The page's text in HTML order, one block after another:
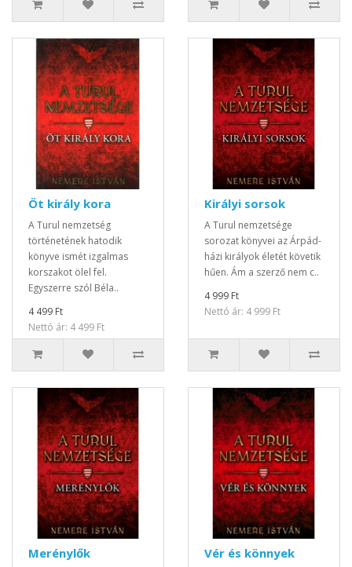
Öt király kora
A Turul nemzetség
történetének hatodik
könyve ismét izgalmas
korszakot ölel fel.
Egyszerre szól Béla..
4 499 Ft
Nettó ár: 4 499 Ft
Királyi sorsok
A Turul nemzetsége
sorozat könyvei az Árpád-
házi királyok életét követik
hűen. Ám a szerző nem c..
4 999 Ft
Nettó ár: 4 999 Ft
Merénylők Vér és könnyek